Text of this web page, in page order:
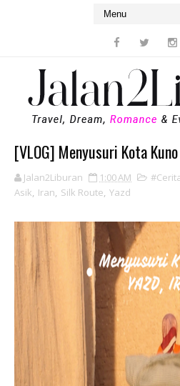
[VLOG] Menyusuri Kota
Jalan2Liburan 1:00 AM
Asik, Iran, Silk Route, Yazd